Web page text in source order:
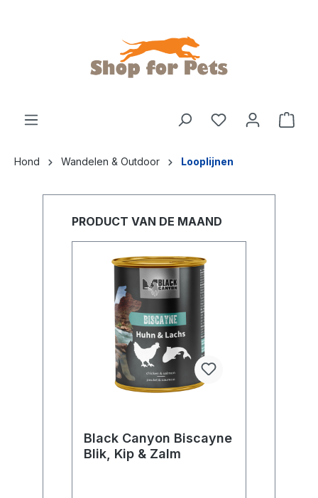
Hond Wandelen & Outdoor Looplijnen
PRODUCT VAN DE MAAND
Black Canyon Biscayne
Blik, Kip & Zalm